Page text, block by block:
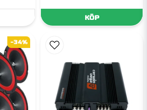
KÖP
-34%